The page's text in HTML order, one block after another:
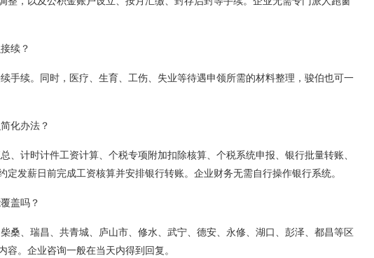
续？
手续。同时，医疗、生育、工伤、失业等待遇申领所需的材料整理，骏伯也可一
化办法？
、计时计件工资计算、个税专项附加扣除核算、个税系统申报、银行批量转账、
发薪日前完成工资核算并安排银行转账。企业财务无需自行操作银行系统。
盖吗？
桑、瑞昌、共青城、庐山市、修水、武宁、德安、永修、湖口、彭泽、都昌等区
。企业咨询一般在当天内得到回复。